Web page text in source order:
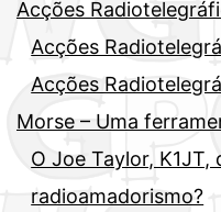
Acções
Acções
Acções
Morse – Uma
O Joe Taylor, K1JT,
radioamadorismo?